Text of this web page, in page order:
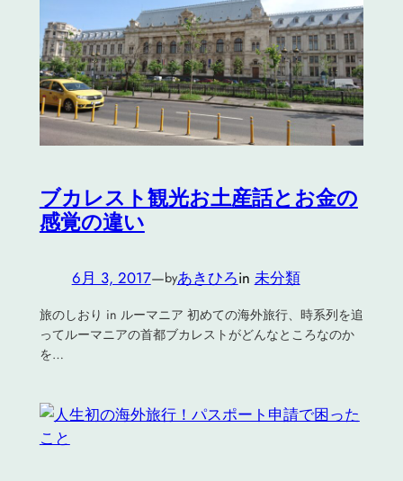
ブカレスト観光お土産話とお金の
感覚の違い
6月 3, 2017—byあきひろin 未分類
旅のしおり in ルーマニア 初めての海外旅行、時系列を追
ってルーマニアの首都ブカレストがどんなところなのか
を…